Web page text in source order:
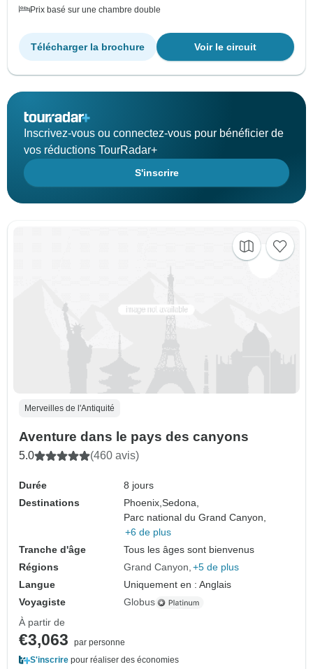
Prix basé sur une chambre double
Voir le circuit
Télécharger la brochure
Inscrivez-vous ou connectez-vous pour bénéficier de
vos réductions TourRadar+
S'inscrire
Merveilles de l'Antiquité
Aventure dans le pays des canyons
5.0 (460 avis)
Durée
8 jours
Destinations
Phoenix,Sedona,
Parc national du Grand Canyon,
+6 de plus
Tranche d'âge
Tous les âges sont bienvenus
Régions
Grand Canyon +5 de plus
Langue
Uniquement en : Anglais
Voyagiste
Globus
À partir de
€3,063
par personne
S'inscrire pour réaliser des économies